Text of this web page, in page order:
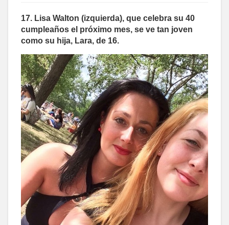
17. Lisa Walton (izquierda), que celebra su 40
cumpleaños el próximo mes, se ve tan joven
como su hija, Lara, de 16.